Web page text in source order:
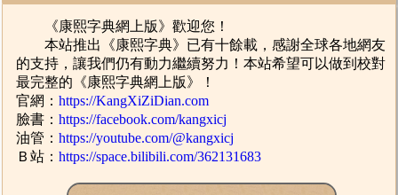
《康熙字典網上版》歡迎您！
本站推出《康熙字典》已有十餘載，感謝全球各地網友
的支持，讓我們仍有動力繼續努力！本站希望可以做到校對
最完整的《康熙字典網上版》！
官網：https://KangXiZiDian.com
臉書：https://facebook.com/kangxicj
油管：https://youtube.com/@kangxicj
Ｂ站：https://space.bilibili.com/362131683